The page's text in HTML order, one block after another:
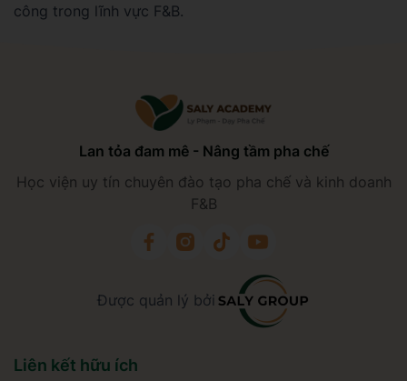
công trong lĩnh vực F&B.
Lan tỏa đam mê - Nâng tầm pha chế
Học viện uy tín chuyên đào tạo pha chế và kinh doanh
F&B
Được quản lý bởi
Liên kết hữu ích